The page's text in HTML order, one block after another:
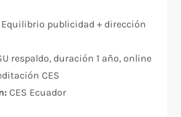
Equilibrio publicidad + dirección
respaldo, duración 1 año, online
CES
CES Ecuador